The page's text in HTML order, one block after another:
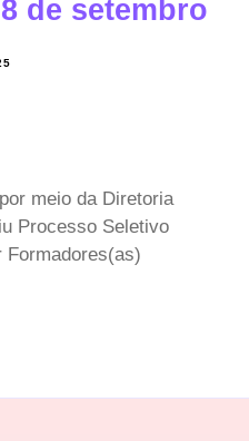
de setembro
meio da Diretoria
Processo Seletivo
Formadores(as)